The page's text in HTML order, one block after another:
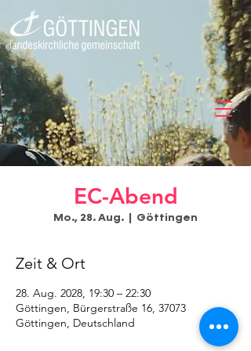
EC-Abend
Mo., 28. Aug.
  |
Göttingen
Zeit & Ort
28. Aug. 2028, 19:30 – 22:30
Göttingen, Bürgerstraße 16, 37073
Göttingen, Deutschland